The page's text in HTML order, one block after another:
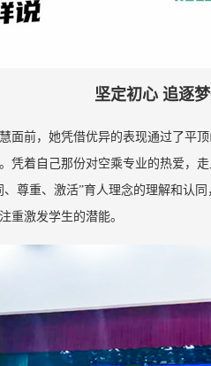
坚定初心 追逐
面前，她凭借优异的表现通过了平
凭着自己那份对空乘专业的热爱，
尊重、激活”育人理念的理解和认
重激发学生的潜能。